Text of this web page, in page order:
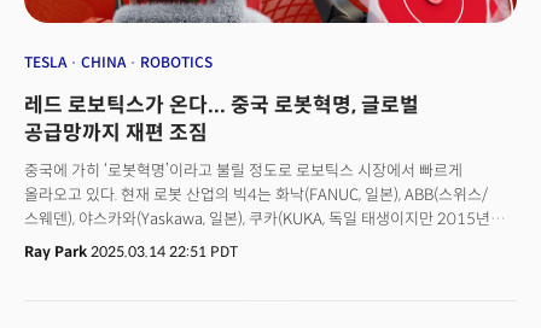
TESLA CHINA ROBOTICS
레드 로보틱스가 온다... 중국 로봇혁명, 글로벌
공급망까지 재편 조짐
중국에 가히 ‘로봇혁명’이라고 불릴 정도로 로보틱스 시장에서 빠르게
올라오고 있다. 현재 로봇 산업의 빅4는 화낙(FANUC, 일본), ABB(스위스/
스웨덴), 야스카와(Yaskawa, 일본), 쿠카(KUKA, 독일 태생이지만 2015년
중국 유통 업체 Midea그룹이 인수)다. 이들의 공통점은 수십 년의 업력, 코봇,
로봇, 여러 산업 등 광범위한 제품 포트폴리오에서의 대량 생산 능력이다,
Ray Park 2025.03.14 22:51 PDT